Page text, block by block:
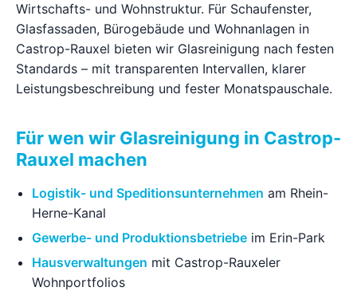
Wirtschafts- und Wohnstruktur. Für Schaufenster,
Glasfassaden, Bürogebäude und Wohnanlagen in
Castrop-Rauxel bieten wir Glasreinigung nach festen
Standards – mit transparenten Intervallen, klarer
Leistungsbeschreibung und fester Monatspauschale.
Für wen wir Glasreinigung in Castrop-
Rauxel machen
Logistik- und Speditionsunternehmen am Rhein-
Herne-Kanal
Gewerbe- und Produktionsbetriebe im Erin-Park
Hausverwaltungen mit Castrop-Rauxeler
Wohnportfolios